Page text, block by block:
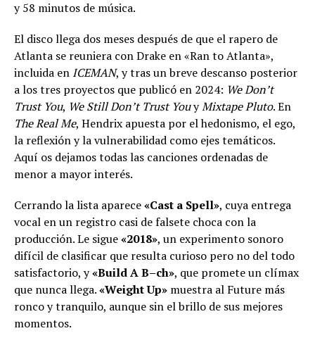
y 58 minutos de música.
El disco llega dos meses después de que el rapero de
Atlanta se reuniera con Drake en «Ran to Atlanta»,
incluida en ICEMAN, y tras un breve descanso posterior
a los tres proyectos que publicó en 2024: We Don’t
Trust You, We Still Don’t Trust YouyMixtape Pluto. En
The Real Me, Hendrix apuesta por el hedonismo, el ego,
la reflexión y la vulnerabilidad como ejes temáticos.
Aquí os dejamos todas las canciones ordenadas de
menor a mayor interés.
Cerrando la lista aparece«Cast a Spell», cuya entrega
vocal en un registro casi de falsete choca con la
producción. Le sigue«2018», un experimento sonoro
difícil de clasificar que resulta curioso pero no del todo
satisfactorio, y«Build A B–ch», que promete un clímax
que nunca llega.«Weight Up» muestra al Future más
ronco y tranquilo, aunque sin el brillo de sus mejores
momentos.